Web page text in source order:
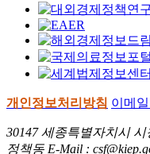
개인정보처리방침 이메
30147 세종특별자치시
정책동 E-Mail :